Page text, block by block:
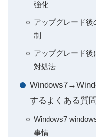
強化
アップグレード
制
アップグレード
対処法
するよくある質
Windows7
事情